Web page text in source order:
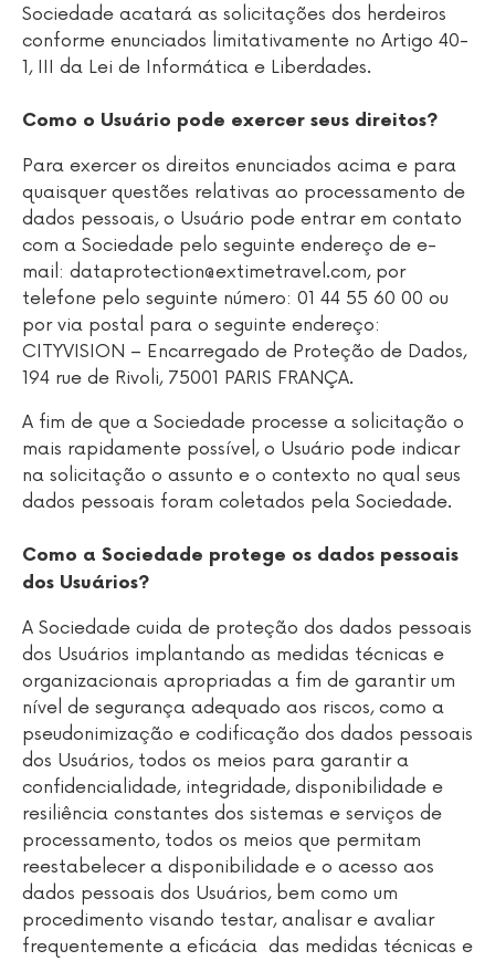
Sociedade acatará as solicitações dos herdeiros
conforme enunciados limitativamente no Artigo 40-
1, III da Lei de Informática e Liberdades.
Como o Usuário pode exercer seus direitos?
Para exercer os direitos enunciados acima e para
quaisquer questões relativas ao processamento de
dados pessoais, o Usuário pode entrar em contato
com a Sociedade pelo seguinte endereço de e-
mail: dataprotection@extimetravel.com, por
telefone pelo seguinte número: 01 44 55 60 00 ou
por via postal para o seguinte endereço:
CITYVISION – Encarregado de Proteção de Dados,
194 rue de Rivoli, 75001 PARIS FRANÇA.
A fim de que a Sociedade processe a solicitação o
mais rapidamente possível, o Usuário pode indicar
na solicitação o assunto e o contexto no qual seus
dados pessoais foram coletados pela Sociedade.
Como a Sociedade protege os dados pessoais
dos Usuários?
A Sociedade cuida de proteção dos dados pessoais
dos Usuários implantando as medidas técnicas e
organizacionais apropriadas a fim de garantir um
nível de segurança adequado aos riscos, como a
pseudonimização e codificação dos dados pessoais
dos Usuários, todos os meios para garantir a
confidencialidade, integridade, disponibilidade e
resiliência constantes dos sistemas e serviços de
processamento, todos os meios que permitam
reestabelecer a disponibilidade e o acesso aos
dados pessoais dos Usuários, bem como um
procedimento visando testar, analisar e avaliar
frequentemente a eficácia das medidas técnicas e